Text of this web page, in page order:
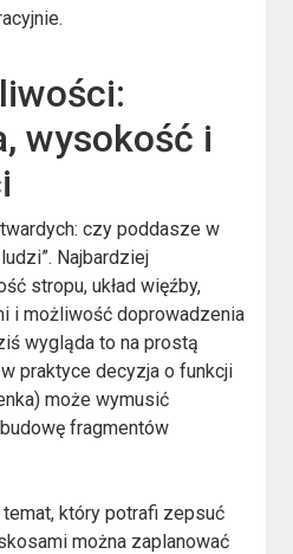
wysokość i
czy poddasze w
Najbardziej
stropu, układ więźby,
i możliwość doprowadzenia
wygląda to na prostą
praktyce decyzja o funkcji
może wymusić
fragmentów
który potrafi zepsuć
można zaplanować